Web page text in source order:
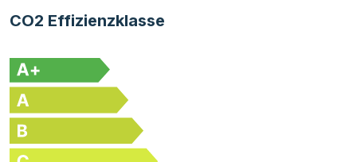
CO2 Effizienzklasse